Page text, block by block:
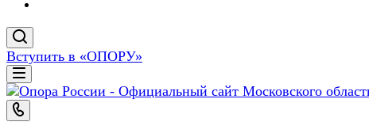
Вступить в «ОПОРУ»